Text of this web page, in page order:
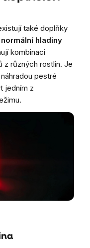
také doplňky
hladiny
kombinaci
z různých rostlin. Je
pestré
jedním z